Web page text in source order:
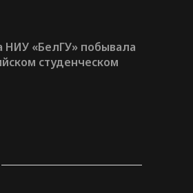
НИУ «БелГУ» побывала
студенческом